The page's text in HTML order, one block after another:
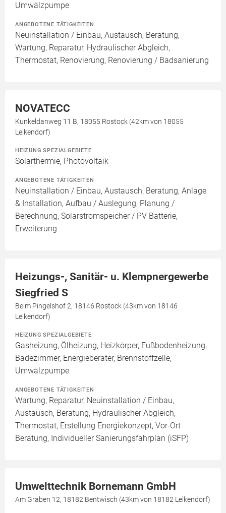
Umwälzpumpe
ANGEBOTENE TÄTIGKEITEN
Neuinstallation / Einbau, Austausch, Beratung,
Wartung, Reparatur, Hydraulischer Abgleich,
Thermostat, Renovierung, Renovierung / Badsanierung
NOVATECC
Kunkeldanweg 11 B, 18055 Rostock (42km von 18055
Lelkendorf)
HEIZUNG SPEZIALGEBIETE
Solarthermie, Photovoltaik
ANGEBOTENE TÄTIGKEITEN
Neuinstallation / Einbau, Austausch, Beratung, Anlage
& Installation, Aufbau / Auslegung, Planung /
Berechnung, Solarstromspeicher / PV Batterie,
Erweiterung
Heizungs-, Sanitär- u. Klempnergewerbe
Siegfried S
Beim Pingelshof 2, 18146 Rostock (43km von 18146
Lelkendorf)
HEIZUNG SPEZIALGEBIETE
Gasheizung, Ölheizung, Heizkörper, Fußbodenheizung,
Badezimmer, Energieberater, Brennstoffzelle,
Umwälzpumpe
ANGEBOTENE TÄTIGKEITEN
Wartung, Reparatur, Neuinstallation / Einbau,
Austausch, Beratung, Hydraulischer Abgleich,
Thermostat, Erstellung Energiekonzept, Vor-Ort
Beratung, Individueller Sanierungsfahrplan (iSFP)
Umwelttechnik Bornemann GmbH
Am Graben 12, 18182 Bentwisch (43km von 18182 Lelkendorf)